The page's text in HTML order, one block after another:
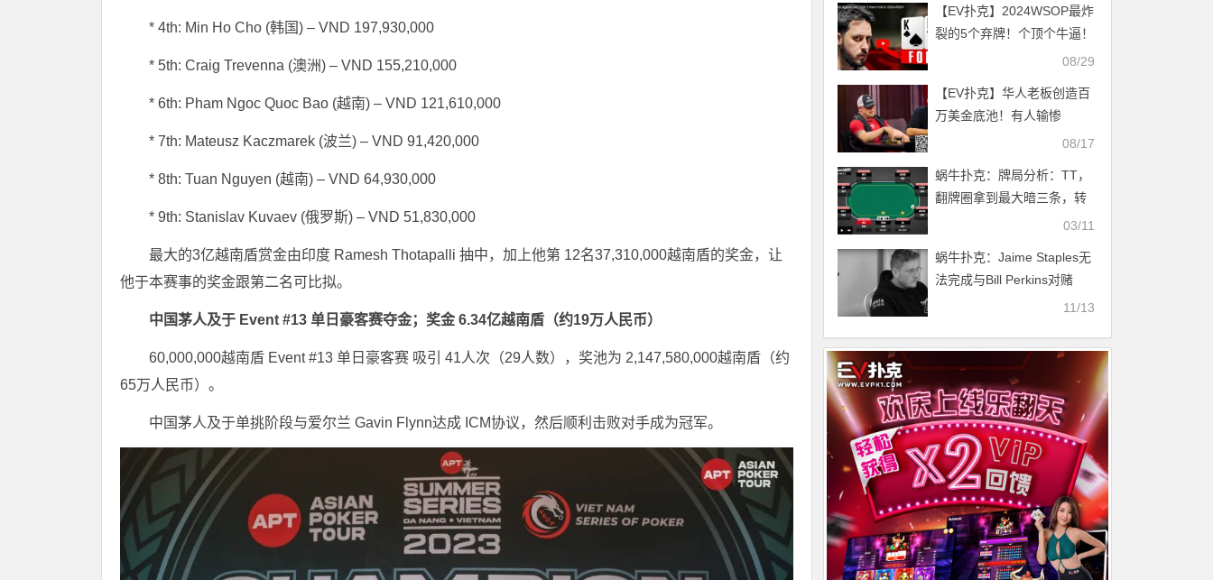
* 4th: Min Ho Cho (韩国) – VND 197,930,000
* 5th: Craig Trevenna (澳洲) – VND 155,210,000
* 6th: Pham Ngoc Quoc Bao (越南) – VND 121,610,000
* 7th: Mateusz Kaczmarek (波兰) – VND 91,420,000
* 8th: Tuan Nguyen (越南) – VND 64,930,000
* 9th: Stanislav Kuvaev (俄罗斯) – VND 51,830,000
最大的3亿越南盾赏金由印度 Ramesh Thotapalli 抽中，加上他第 12名37,310,000越南盾的奖金，让
他于本赛事的奖金跟第二名可比拟。
中国茅人及于 Event #13 单日豪客赛夺金；奖金 6.34亿越南盾（约19万人民币）
60,000,000越南盾 Event #13 单日豪客赛 吸引 41人次（29人数），奖池为 2,147,580,000越南盾（约
65万人民币）。
中国茅人及于单挑阶段与爱尔兰 Gavin Flynn达成 ICM协议，然后顺利击败对手成为冠军。
【EV扑克】2024WSOP最炸
裂的5个弃牌！个顶个牛逼！
08/29
【EV扑克】华人老板创造百
万美金底池！有人输惨
08/17
蜗牛扑克：​牌局分析：TT，
翻牌圈拿到最大暗三条，转
03/11
蜗牛扑克：Jaime Staples无
法完成与Bill Perkins对赌
11/13